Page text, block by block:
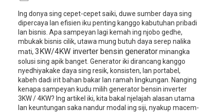
Ing donya sing cepet-cepet saiki, duwe sumber daya sing
dipercaya lan efisien iku penting kanggo kabutuhan pribadi
lan bisnis. Apa sampeyan lagi kemah ing njobo gedhe,
mbukak bisnis cilik, utawa mung butuh daya serep nalika
mati, 3KW/4KW inverter bensin generatorminangka
solusi sing apik banget. Generator iki dirancang kanggo
nyedhiyakake daya sing resik, konsisten, lan portabel,
kabeh dadi irit bahan bakar lan ramah lingkungan. Nanging
kenapa sampeyan kudu milih generator bensin inverter
3KW / 4KW? Ing artikel iki, kita bakal njelajah alasan utama
lan keuntungan saka nandur modal ing siji, nyakup macem-